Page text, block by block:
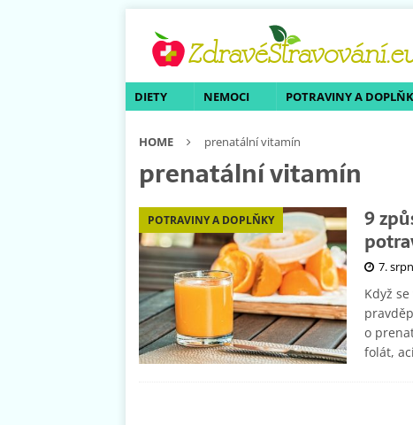
DIETY NEMOCI POTRAVINY A
HOME prenatální vitamín
prenatální vitamín
POTRAVINY A DOPLŇKY
9
7.
Když
o
folát,